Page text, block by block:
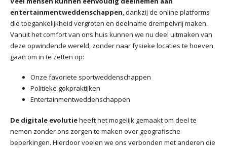
entertainmentweddenschappen, dankzij de online platforms
die toegankelijkheid vergroten en deelname drempelvrij maken.
Vanuit het comfort van ons huis kunnen we nu deel uitmaken van
deze opwindende wereld, zonder naar fysieke locaties te hoeven
gaan om in te zetten op:
Onze favoriete sportweddenschappen
Politieke gokpraktijken
Entertainmentweddenschappen
De digitale evolutieheeft het mogelijk gemaakt om deel te
nemen zonder ons zorgen te maken over geografische
beperkingen. Hierdoor voelen we ons verbonden met anderen die